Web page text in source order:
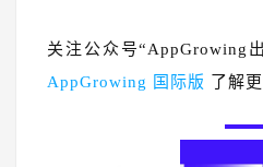
关注公众号“AppGrowing
AppGrowing 国际版 了解